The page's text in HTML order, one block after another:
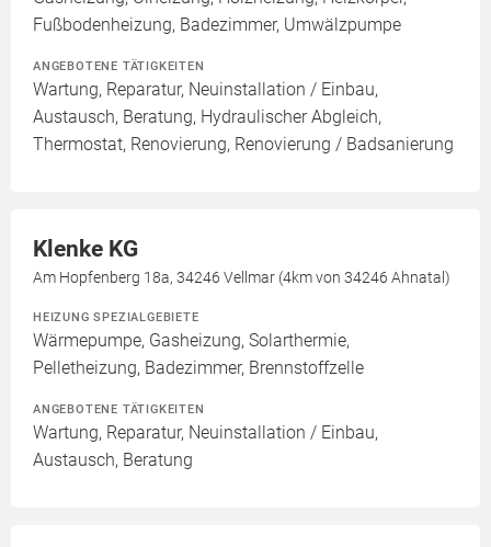
Fußbodenheizung, Badezimmer, Umwälzpumpe
ANGEBOTENE TÄTIGKEITEN
Wartung, Reparatur, Neuinstallation / Einbau,
Austausch, Beratung, Hydraulischer Abgleich,
Thermostat, Renovierung, Renovierung / Badsanierung
Klenke KG
Am Hopfenberg 18a, 34246 Vellmar (4km von 34246 Ahnatal)
HEIZUNG SPEZIALGEBIETE
Wärmepumpe, Gasheizung, Solarthermie,
Pelletheizung, Badezimmer, Brennstoffzelle
ANGEBOTENE TÄTIGKEITEN
Wartung, Reparatur, Neuinstallation / Einbau,
Austausch, Beratung